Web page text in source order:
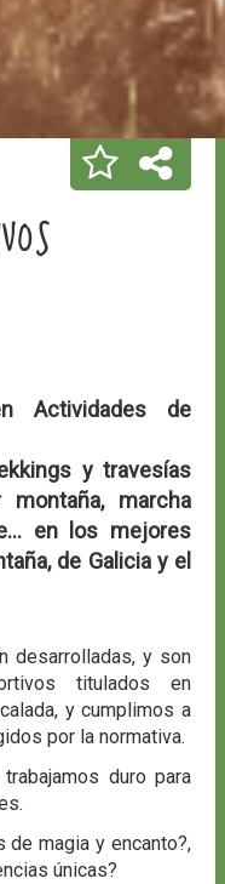
Actividades de
y travesías
marcha
en los mejores
de Galicia y el
desarrolladas, y son
titulados en
y cumplimos a
por la normativa.
duro para
magia y encanto?,
únicas?